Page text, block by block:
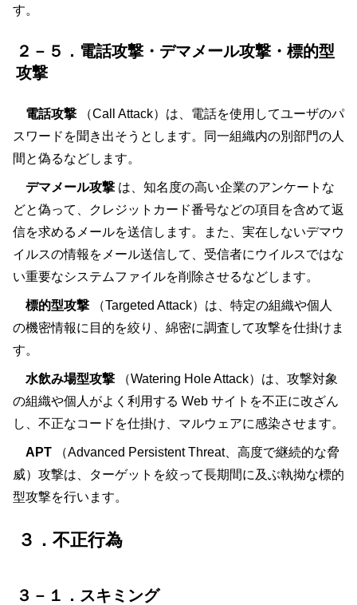
す。
２－５．電話攻撃・デマメール攻撃・標的型
攻撃
電話攻撃
（Call Attack）は、電話を使用してユーザのパ
スワードを聞き出そうとします。同一組織内の別部門の人
間と偽るなどします。
デマメール攻撃 は、知名度の高い企業のアンケートな
どと偽って、クレジットカード番号などの項目を含めて返
信を求めるメールを送信します。また、実在しないデマウ
イルスの情報をメール送信して、受信者にウイルスではな
い重要なシステムファイルを削除させるなどします。
標的型攻撃
（Targeted Attack）は、特定の組織や個人
の機密情報に目的を絞り、綿密に調査して攻撃を仕掛けま
す。
水飲み場型攻撃
（Watering Hole Attack）は、攻撃対象
の組織や個人がよく利用する Web サイトを不正に改ざん
し、不正なコードを仕掛け、マルウェアに感染させます。
APT
（Advanced Persistent Threat、高度で継続的な脅
威）攻撃は、ターゲットを絞って長期間に及ぶ執拗な標的
型攻撃を行います。
３．不正行為
３－１．スキミング